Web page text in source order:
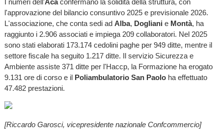
l'approvazione del bilancio consuntivo 2025 e previsionale 2026.
L'associazione, che conta sedi ad Alba, Dogliani e Montà, ha
raggiunto i 2.906 associati e impiega 209 collaboratori. Nel 2025
sono stati elaborati 173.174 cedolini paghe per 949 ditte, mentre il
settore fiscale ha seguito 1.217 ditte. Il servizio Sicurezza e
Ambiente assiste 371 ditte per l'Haccp, la Formazione ha erogato
9.131 ore di corso e il Poliambulatorio San Paoloha effettuato
47.482 prestazioni.
[Riccardo Garosci, vicepresidente nazionale Confcommercio]